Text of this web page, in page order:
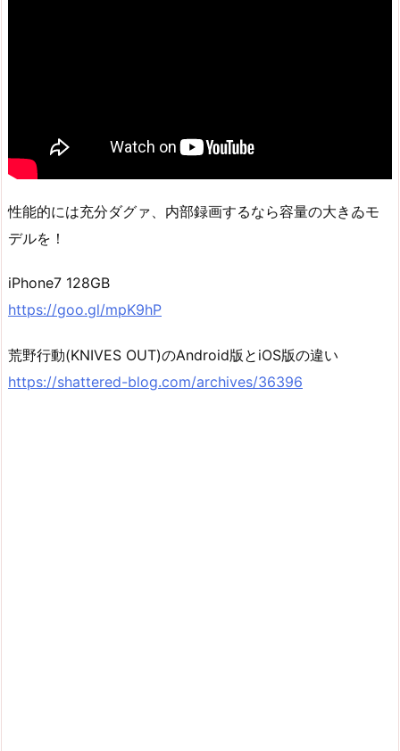
性能的には充分ダグァ、内部録画するなら容量の大きゐモ
デルを！
iPhone7 128GB
https://goo.gl/mpK9hP
荒野行動(KNIVES OUT)のAndroid版とiOS版の違い
https://shattered-blog.com/archives/36396